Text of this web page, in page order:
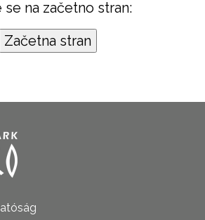
se na začetno stran: